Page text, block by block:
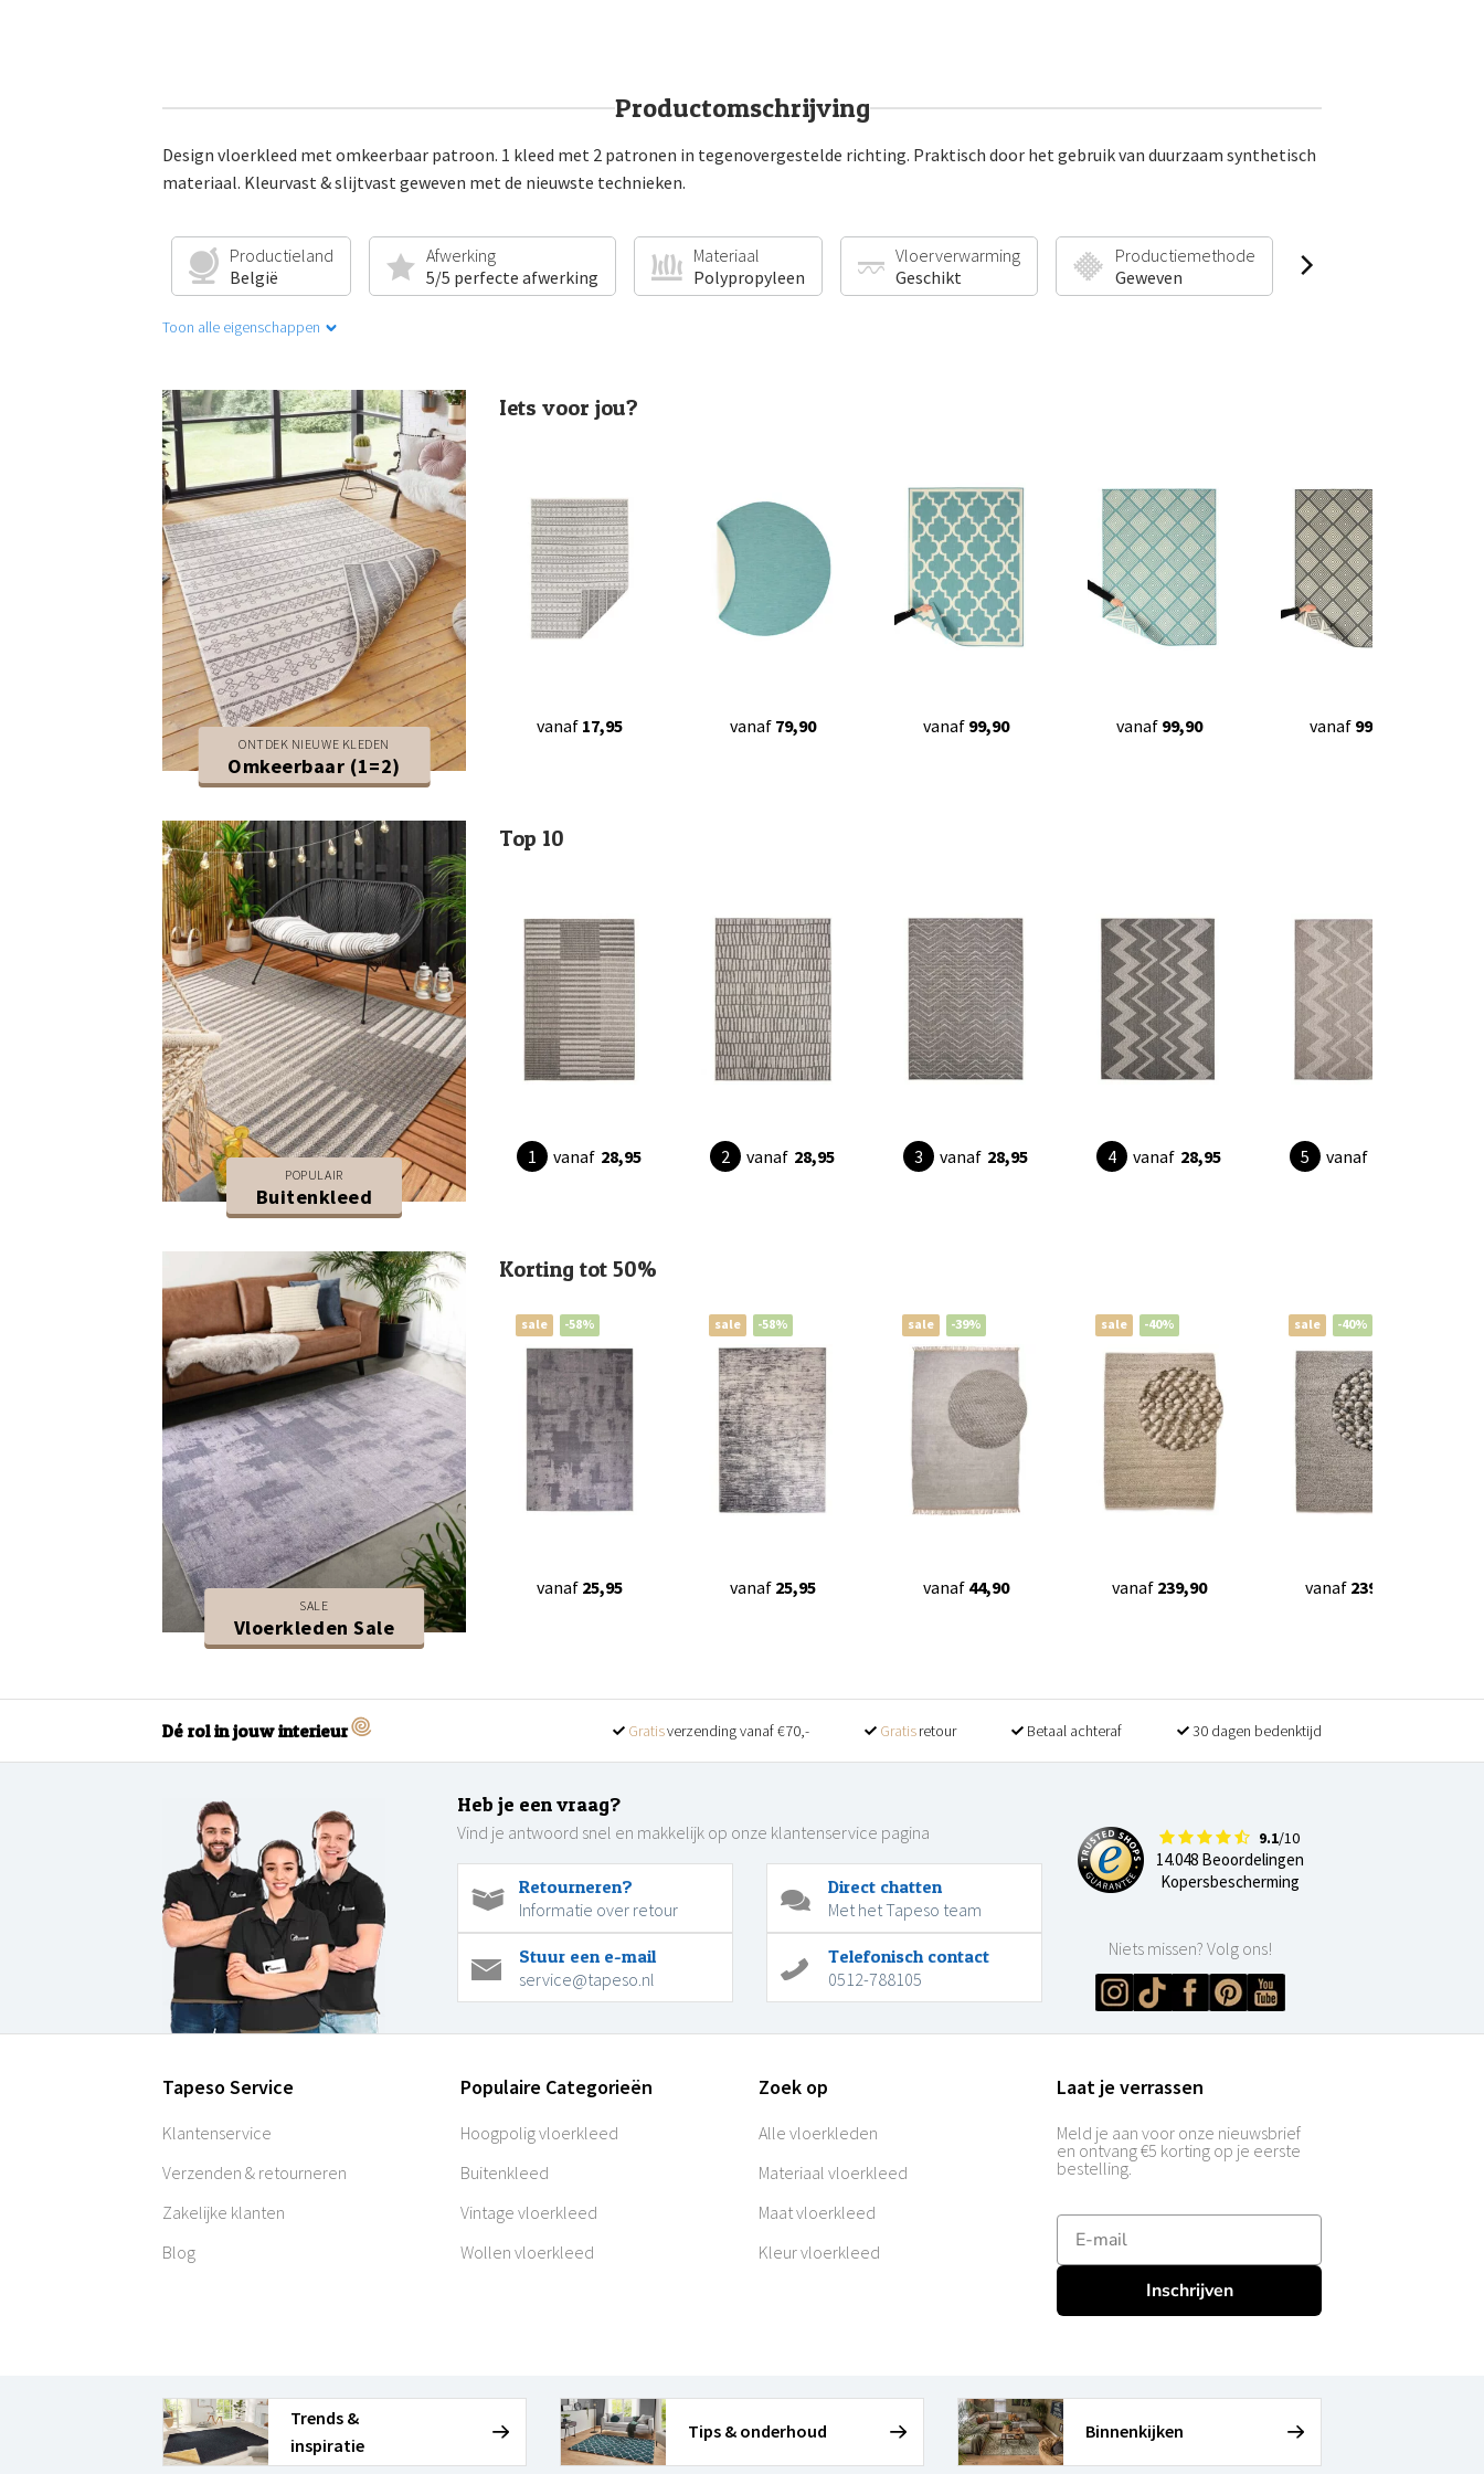
Productomschrijving
Design vloerkleed met omkeerbaar patroon. 1 kleed met 2 patronen in tegenovergestelde richting. Praktisch door het gebruik van duurzaam synthetisch
materiaal. Kleurvast & slijtvast geweven met de nieuwste technieken.
Productieland
België
Afwerking
5/5 perfecte afwerking
Materiaal
Polypropyleen
Vloerverwarming
Geschikt
Productiemethode
Geweven
Toon alle eigenschappen
ONTDEK NIEUWE KLEDEN
Omkeerbaar (1=2)
Iets voor jou?
vanaf 17,95 vanaf 79,90 vanaf 99,90 vanaf 99,90 vanaf 99,90
POPULAIR
Buitenkleed
Top 10
vanaf 28,95 vanaf 28,95 vanaf 28,95 vanaf 28,95 vanaf
SALE
Vloerkleden Sale
Korting tot 50%
sale -58%
vanaf 25,95
sale -58%
vanaf 25,95
sale -39%
vanaf 44,90
sale -40%
vanaf 239,90
sale -40%
vanaf 239,90
Dé rol in jouw interieur Gratisverzending vanaf €70,- Gratisretour Betaal achteraf 30 dagen bedenktijd
Heb je een vraag?
Vind je antwoord snel en makkelijk op onze klantenservice pagina
Retourneren?
Informatie over retour
Direct chatten
Met het Tapeso team
Stuur een e-mail
service@tapeso.nl
Telefonisch contact
0512-788105
9.1/10
14.048 Beoordelingen
Kopersbescherming
Niets missen? Volg ons!
Tapeso Service
Klantenservice
Verzenden & retourneren
Zakelijke klanten
Blog
Populaire Categorieën
Hoogpolig vloerkleed
Buitenkleed
Vintage vloerkleed
Wollen vloerkleed
Zoek op
Alle vloerkleden
Materiaal vloerkleed
Maat vloerkleed
Kleur vloerkleed
Laat je verrassen
Meld je aan voor onze nieuwsbrief
en ontvang €5 korting op je eerste
bestelling.
E-mailadres
Inschrijven
Trends &
inspiratie
Tips & onderhoud Binnenkijken